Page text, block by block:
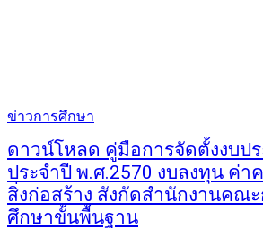
ข่าวการศึกษา
ดาวน์โหลด คู่มือการจัดตั้งงบป
ประจำปี พ.ศ.2570 งบลงทุน ค่
สิ่งก่อสร้าง สังกัดสำนักงานคณ
ศึกษาขั้นพื้นฐาน